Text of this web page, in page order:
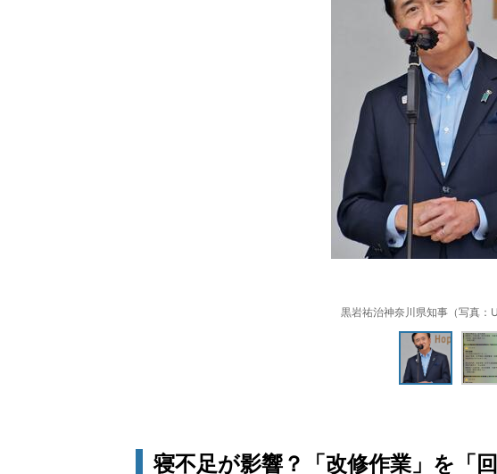
黒岩祐治神奈川県知事（写真：
寝不足が影響？「改修作業」を「